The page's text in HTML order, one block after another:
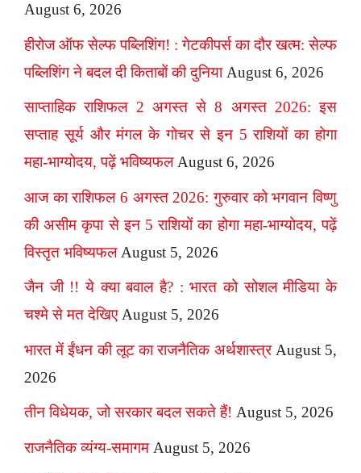
August 6, 2026
हीरोज ऑफ सेल्फ पब्लिशिंग! : गेटकीपर्स का दौर खत्म: सेल्फ
पब्लिशिंग ने बदल दी किताबों की दुनिया August 6, 2026
साप्ताहिक राशिफल 2 अगस्त से 8 अगस्त 2026: इस
सप्ताह सूर्य और मंगल के गोचर से इन 5 राशियों का होगा
महा-भाग्योदय, पढ़ें भविष्यफल August 6, 2026
आज का राशिफल 6 अगस्त 2026: गुरुवार को भगवान विष्णु
की असीम कृपा से इन 5 राशियों का होगा महा-भाग्योदय, पढ़ें
विस्तृत भविष्यफल August 5, 2026
जैन जी !! ये क्या बवाल है? : भारत को सोशल मीडिया के
चश्मे से मत देखिए August 5, 2026
भारत में ईंधन की लूट का राजनैतिक अर्थशास्त्र August 5,
2026
तीन विधेयक, जो सरकार बदल सकते हैं! August 5, 2026
राजनैतिक व्यंग्य-समागम August 5, 2026